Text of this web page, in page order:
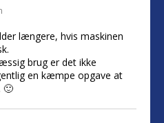
længere, hvis maskinen
brug er det ikke
en kæmpe opgave at
🙂